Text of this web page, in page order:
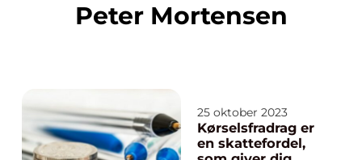
Peter Mortensen
25 oktober 2023
Kørselsfradrag er
en skattefordel,